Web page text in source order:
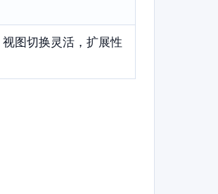
图切换灵活，扩展性